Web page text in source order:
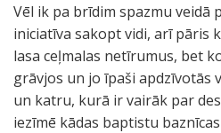
Vēl ik pa brīdim spazmu veidā
iniciatīva sakopt vidi, arī pāris
lasa ceļmalas netīrumus, bet
grāvjos un jo īpaši apdzīvotās
un katru, kurā ir vairāk par
iezīmē kādas baptistu